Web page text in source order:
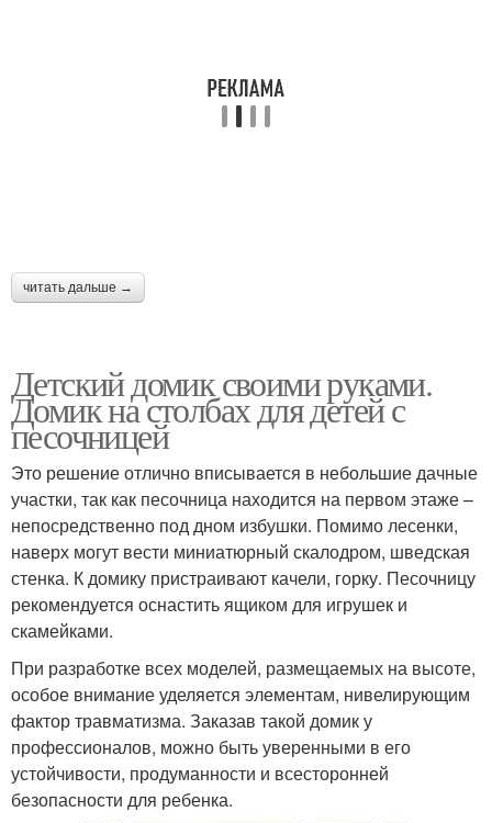
читать дальше →
Детский домик своими руками.
Домик на столбах для детей с
песочницей
Это решение отлично вписывается в небольшие дачные
участки, так как песочница находится на первом этаже –
непосредственно под дном избушки. Помимо лесенки,
наверх могут вести миниатюрный скалодром, шведская
стенка. К домику пристраивают качели, горку. Песочницу
рекомендуется оснастить ящиком для игрушек и
скамейками.
При разработке всех моделей, размещаемых на высоте,
особое внимание уделяется элементам, нивелирующим
фактор травматизма. Заказав такой домик у
профессионалов, можно быть уверенными в его
устойчивости, продуманности и всесторонней
безопасности для ребенка.